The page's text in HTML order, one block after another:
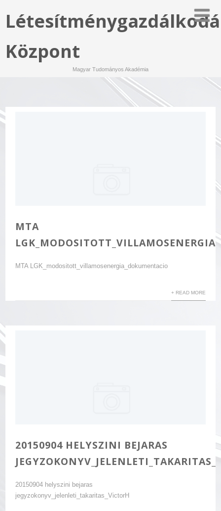
Központ
Magyar Tudományos Akadémia
MTA
MTA LGK_modositott_villamosenergia_dokumentacio
+ READ MORE
20150904 HELYSZINI BEJARAS
20150904 helyszini bejaras
jegyzokonyv_jelenleti_takaritas_VictorH